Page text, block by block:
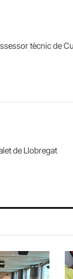
tècnic de
de Llobregat